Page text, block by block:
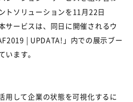
トソリューションを11月22日
サービスは、同日に開催されるウ
| UPDATA!」内での展示ブー
います。
用して企業の状態を可視化するに